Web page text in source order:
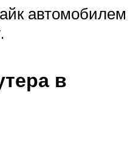
автомобилем
в